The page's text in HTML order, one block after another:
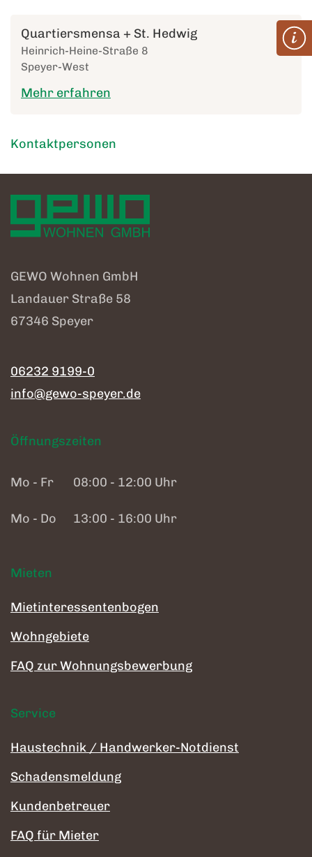
Quartiersmensa + St. Hedwig
Heinrich-Heine-Straße 8
Speyer-West
Mehr erfahren
Kontaktpersonen
GEWO Wohnen GmbH
Landauer Straße 58
67346 Speyer
06232 9199-0
info@gewo-speyer.de
Öffnungszeiten
Mo - Fr 08:00 - 12:00 Uhr
Mo - Do 13:00 - 16:00 Uhr
Mieten
Mietinteressentenbogen
Wohngebiete
FAQ zur Wohnungsbewerbung
Service
Haustechnik / Handwerker-Notdienst
Schadensmeldung
Kundenbetreuer
FAQ für Mieter